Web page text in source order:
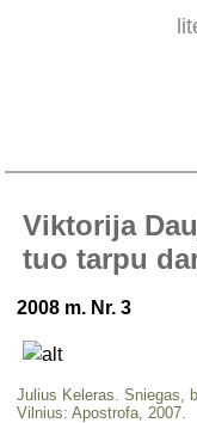
Viktorija
tuo tarpu
2008 m. Nr. 3
Julius Keleras. Sniegas,
Vilnius: Apostrofa, 2007.